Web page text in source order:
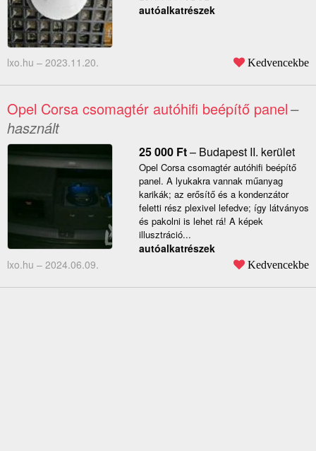
autóalkatrészek
lxo.hu – 2023.11.20. Kedvencekbe
Opel Corsa csomagtér autóhifi beépítő panel–
használt
25 000 Ft– Budapest II. kerület
Opel Corsa csomagtér autóhifi beépítő
panel. A lyukakra vannak műanyag
karikák; az erősítő és a kondenzátor
feletti rész plexivel lefedve; így látványos
és pakolni is lehet rá! A képek
illusztráció...
autóalkatrészek
lxo.hu – 2024.06.09. Kedvencekbe